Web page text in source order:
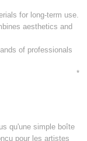
for long-term use.
aesthetics and
of professionals
qu'une simple boîte
pour les artistes